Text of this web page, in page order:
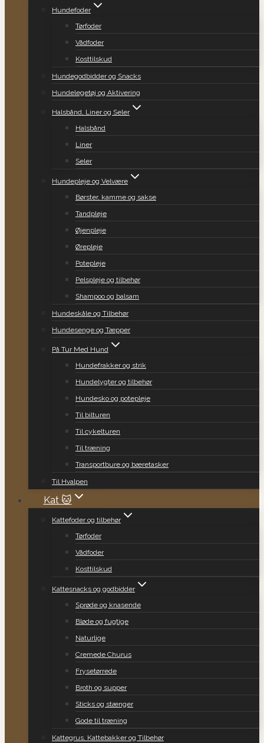
Hundefoder
Tørfoder
Vådfoder
Kosttilskud
Hundegodbidder og Snacks
Hundelegetøj og Aktivering
Halsbånd, Liner og Seler
Halsbånd
Liner
Seler
Hundepleje og Velvære
Børster, kamme og sakse
Tandpleje
Øjenpleje
Ørepleje
Potepleje
Pelspleje og tilbehør
Shampoo og balsam
Hundeskåle og Tilbehør
Hundesenge og Tæpper
På Tur Med Hund
Hundefrakker og strik
Hundelygter og tilbehør
Hundesko og potepleje
Til bilturen
Til cykelturen
Til træning
Transportbure og bæretasker
Til Hvalpen
Kat 🐱
Kattefoder og tilbehør
Tørfoder
Vådfoder
Kosttilskud
Kattesnacks og godbidder
Sprøde og knasende
Bløde og fugtige
Naturlige
Cremede Churus
Frysetørrede
Broth og supper
Sticks og stænger
Gode til træning
Kattegrus, Kattebakker og Tilbehør